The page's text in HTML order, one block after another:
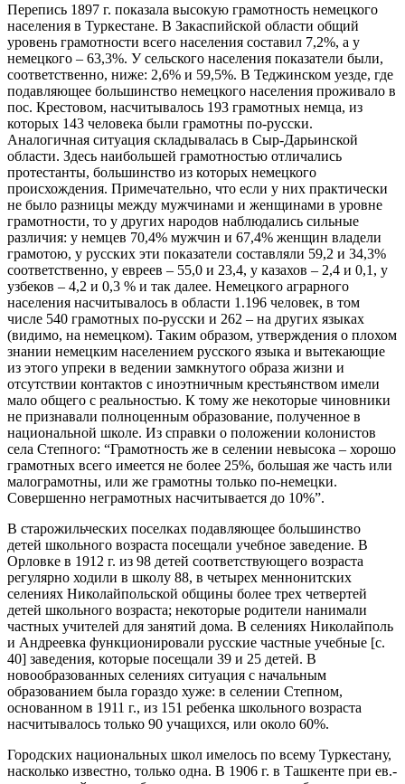
Перепись 1897 г. показала высокую грамотность немецкого
населения в Туркестане. В Закаспийской области общий
уровень грамотности всего населения составил 7,2%, а у
немецкого – 63,3%. У сельского населения показатели были,
соответственно, ниже: 2,6% и 59,5%. В Теджинском уезде, где
подавляющее большинство немецкого населения проживало в
пос. Крестовом, насчитывалось 193 грамотных немца, из
которых 143 человека были грамотны по-русски.
Аналогичная ситуация складывалась в Сыр-Дарьинской
области. Здесь наибольшей грамотностью отличались
протестанты, большинство из которых немецкого
происхождения. Примечательно, что если у них практически
не было разницы между мужчинами и женщинами в уровне
грамотности, то у других народов наблюдались сильные
различия: у немцев 70,4% мужчин и 67,4% женщин владели
грамотою, у русских эти показатели составляли 59,2 и 34,3%
соответственно, у евреев – 55,0 и 23,4, у казахов – 2,4 и 0,1, у
узбеков – 4,2 и 0,3 % и так далее. Немецкого аграрного
населения насчитывалось в области 1.196 человек, в том
числе 540 грамотных по-русски и 262 – на других языках
(видимо, на немецком). Таким образом, утверждения о плохом
знании немецким населением русского языка и вытекающие
из этого упреки в ведении замкнутого образа жизни и
отсутствии контактов с иноэтничным крестьянством имели
мало общего с реальностью. К тому же некоторые чиновники
не признавали полноценным образование, полученное в
национальной школе. Из справки о положении колонистов
села Степного: “Грамотность же в селении невысока – хорошо
грамотных всего имеется не более 25%, большая же часть или
малограмотны, или же грамотны только по-немецки.
Совершенно неграмотных насчитывается до 10%”.
В старожильческих поселках подавляющее большинство
детей школьного возраста посещали учебное заведение. В
Орловке в 1912 г. из 98 детей соответствующего возраста
регулярно ходили в школу 88, в четырех меннонитских
селениях Николайпольской общины более трех четвертей
детей школьного возраста; некоторые родители нанимали
частных учителей для занятий дома. В селениях Николайполь
и Андреевка функционировали русские частные учебные [с.
40] заведения, которые посещали 39 и 25 детей. В
новообразованных селениях ситуация с начальным
образованием была гораздо хуже: в селении Степном,
основанном в 1911 г., из 151 ребенка школьного возраста
насчитывалось только 90 учащихся, или около 60%.
Городских национальных школ имелось по всему Туркестану,
насколько известно, только одна. В 1906 г. в Ташкенте при ев.-